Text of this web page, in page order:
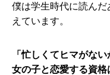
僕は学生時代に読ん
えています。
「忙しくてヒマがな
女の子と恋愛する資格